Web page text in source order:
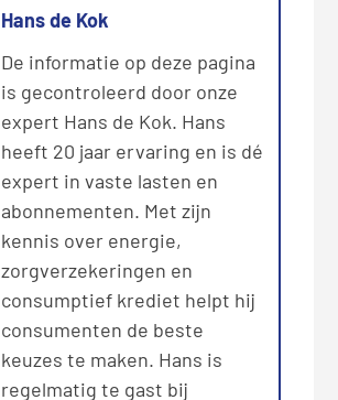
Hans de Kok
De informatie op deze pagina
is gecontroleerd door onze
expert Hans de Kok. Hans
heeft 20 jaar ervaring en is dé
expert in vaste lasten en
abonnementen. Met zijn
kennis over energie,
zorgverzekeringen en
consumptief krediet helpt hij
consumenten de beste
keuzes te maken. Hans is
regelmatig te gast bij